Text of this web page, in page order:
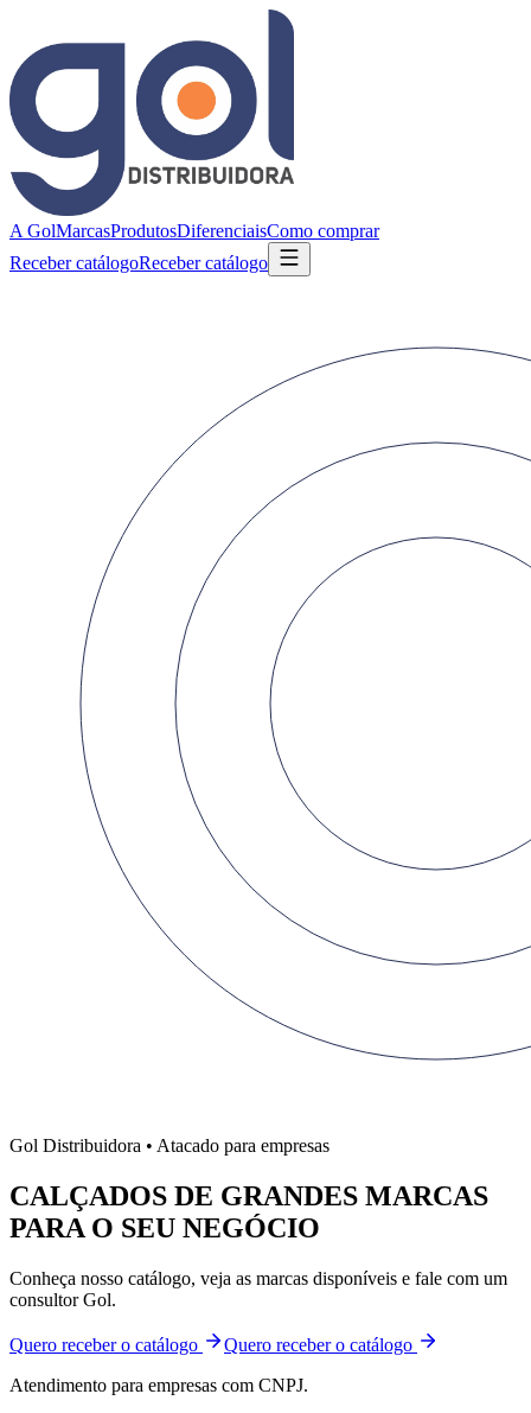
A GolMarcasProdutosDiferenciaisComo comprar
Receber catálogoReceber catálogo
Gol Distribuidora • Atacado para empresas
CALÇADOS DE GRANDES MARCAS
PARA O SEU NEGÓCIO
Conheça nosso catálogo, veja as marcas disponíveis e fale com um
consultor Gol.
Quero receber o catálogo
Quero receber o catálogo
Atendimento para empresas com CNPJ.